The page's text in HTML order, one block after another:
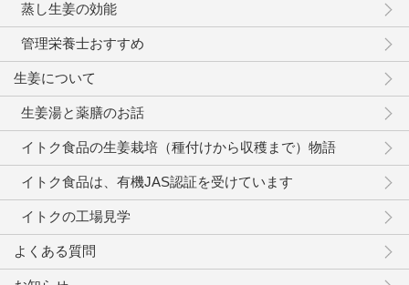
蒸し生姜の効能
管理栄養士おすすめ
生姜について
生姜湯と薬膳のお話
イトク食品の生姜栽培（種付けから収穫まで）物語
イトク食品は、有機JAS認証を受けています
イトクの工場見学
よくある質問